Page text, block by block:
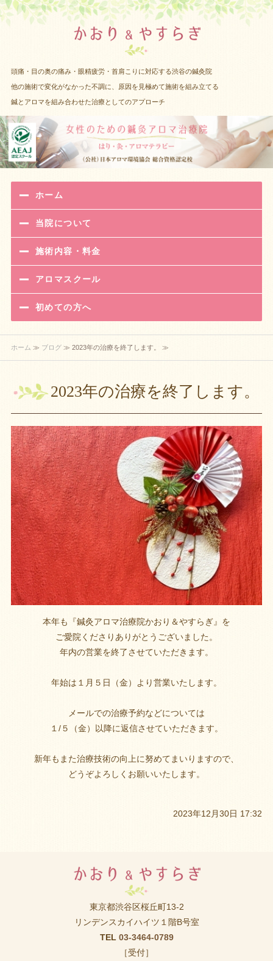
渋谷 女
頭痛・目の奥の痛み・眼精疲労・首肩こりに対応する渋谷の鍼灸院
他の施術で変化がなかった不調に、原因を見極めて施術を組み立てる
鍼とアロマを組み合わせた治療としてのアプローチ
ホーム
当院について
施術内容・料金
アロマスクール
初めての方へ
ホーム ≫ ブログ≫ 2023年の治療を終了します。 ≫
2023年の治療を終了します。
本年も『鍼灸アロマ治療院かおり＆やすらぎ』を
ご愛院くださりありがとうございました。
年内の営業を終了させていただきます。
年始は１月５日（金）より営業いたします。
メールでの治療予約などについては
１/５（金）以降に返信させていただきます。
新年もまた治療技術の向上に努めてまいりますので、
どうぞよろしくお願いいたします。
2023年12月30日 17:32
東京都渋谷区桜丘町13-2
リンデンスカイハイツ１階B号室
TEL 03-3464-0789
［受付］